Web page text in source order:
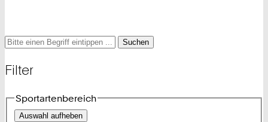
Suche
und
Suche
Suche
Filter
Sportartenbereich
Auswahl aufheben